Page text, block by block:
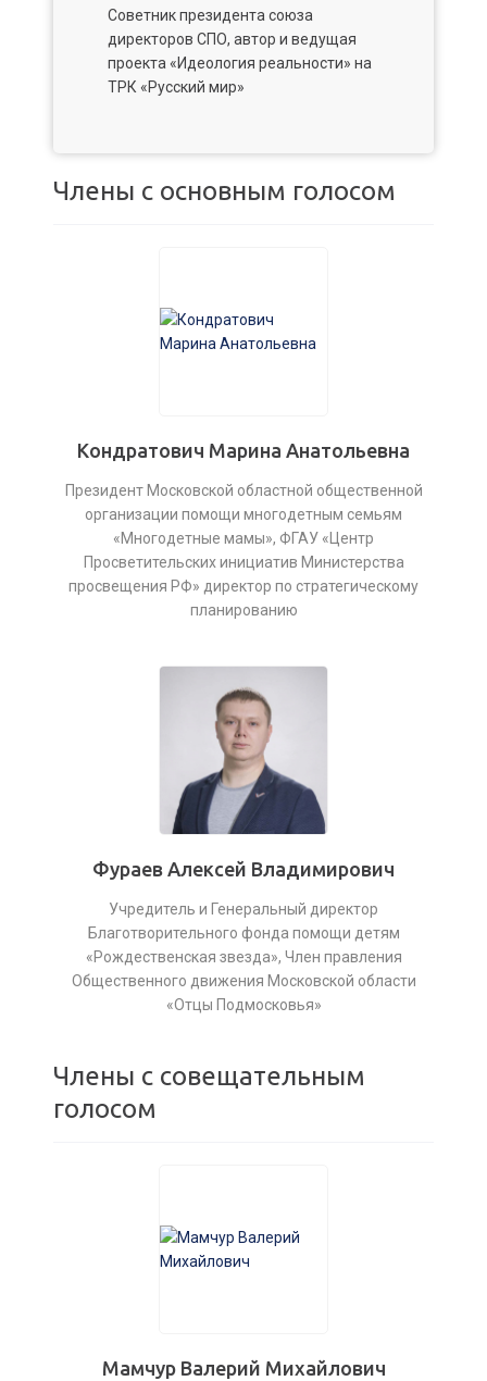
Советник президента союза
директоров СПО, автор и ведущая
проекта «Идеология реальности» на
ТРК «Русский мир»
Члены с основным голосом
Кондратович Марина Анатольевна
Президент Московской областной общественной
организации помощи многодетным семьям
«Многодетные мамы», ФГАУ «Центр
Просветительских инициатив Министерства
просвещения РФ» директор по стратегическому
планированию
Фураев Алексей Владимирович
Учредитель и Генеральный директор
Благотворительного фонда помощи детям
«Рождественская звезда», Член правления
Общественного движения Московской области
«Отцы Подмосковья»
Члены с совещательным
голосом
Мамчур Валерий Михайлович